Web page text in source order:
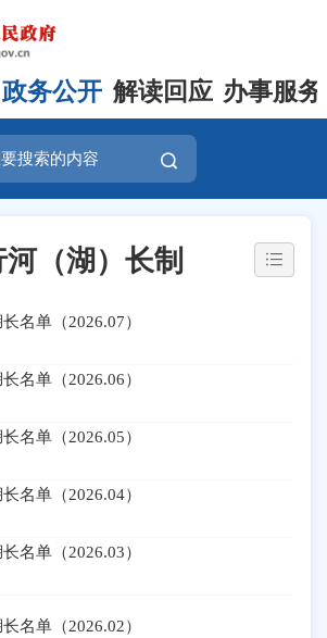
政务公开 解读回应 办事服务
（湖）长制
名单（2026.07）
名单（2026.06）
名单（2026.05）
名单（2026.04）
名单（2026.03）
名单（2026.02）